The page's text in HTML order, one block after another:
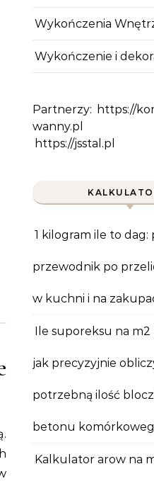
Wykończenia
Wykończenie i
Partnerzy: https://
wanny.pl
https://jsstal.pl
1 kilogram ile to
przewodnik po
w kuchni i na
Ile suporeksu na
jak precyzyjnie
potrzebną ilość
betonu
Kalkulator arow na